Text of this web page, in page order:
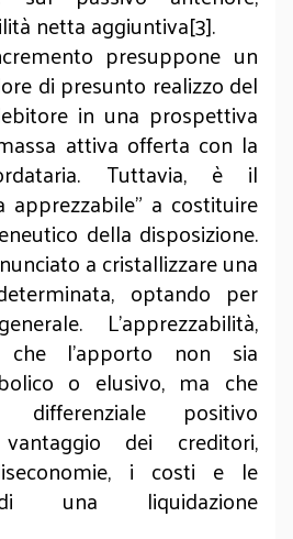
netta aggiuntiva[3].
presuppone un
di presunto realizzo del
in una prospettiva
attiva offerta con la
Tuttavia, è il
apprezzabile" a costituire
della disposizione.
a cristallizzare una
optando per
L'apprezzabilità,
che l'apporto non sia
o elusivo, ma che
positivo
dei creditori,
i costi e le
una liquidazione